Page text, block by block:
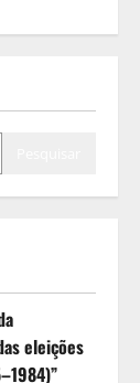
eleições